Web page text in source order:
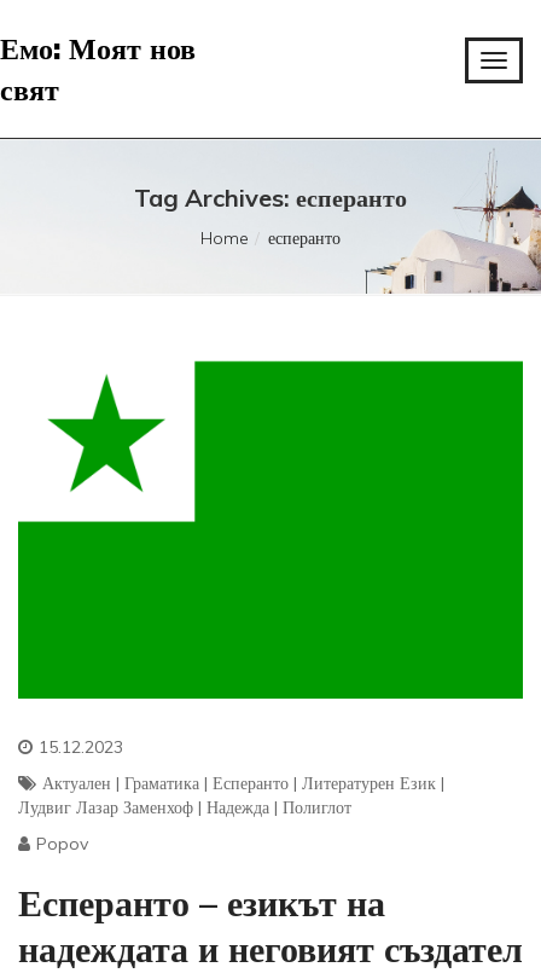
Емо: Моят нов
свят
Tag Archives: есперанто
Home есперанто
15.12.2023
Актуален | Граматика | Есперанто | Литературен Език |
Лудвиг Лазар Заменхоф | Надежда | Полиглот
Popov
Есперанто – езикът на
надеждата и неговият създател